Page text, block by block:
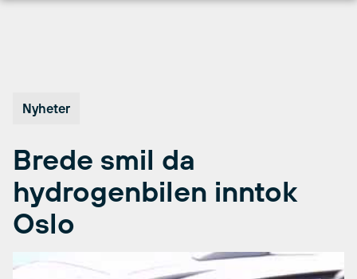
Nyheter
Brede smil da
hydrogenbilen inntok
Oslo